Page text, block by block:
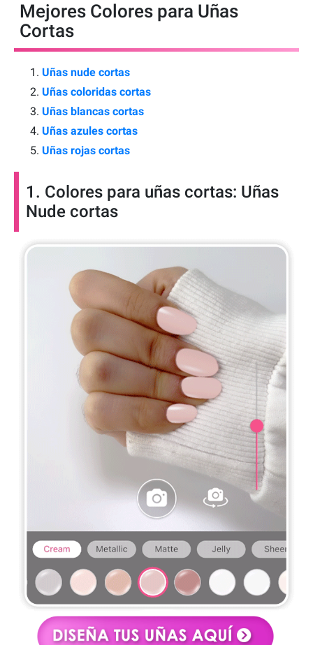
Mejores Colores para Uñas
Cortas
Uñas nude cortas
Uñas coloridas cortas
Uñas blancas cortas
Uñas azules cortas
Uñas rojas cortas
1. Colores para uñas cortas: Uñas
Nude cortas